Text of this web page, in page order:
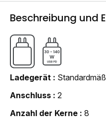
Beschreibung und
Ladegerät
Anschluss
2
Anzahl der Kerne
8